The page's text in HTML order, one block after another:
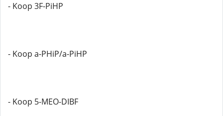
- Koop 3F-PiHP
- Koop a-PHiP/a-PiHP
- Koop 5-MEO-DIBF